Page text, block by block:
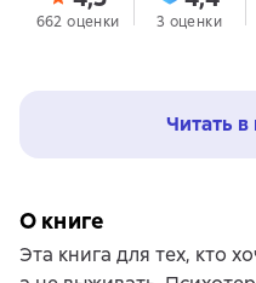
662 оценки 3 оценки
Читать
О книге
Эта книга для тех, кто